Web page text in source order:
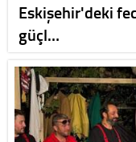
Eskişehir'deki
güçl…